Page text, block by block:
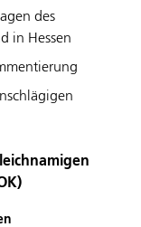
des
in Hessen